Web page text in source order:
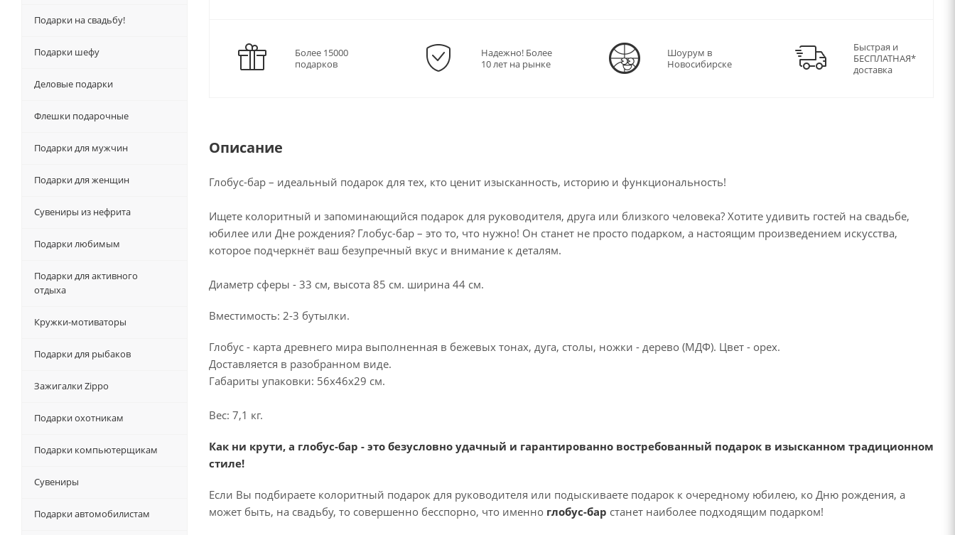
Более 15000
подарков
Надежно! Более
10 лет на рынке
Шоурум в
Новосибирске
Быстрая и
БЕСПЛАТНАЯ*
доставка
Описание
Глобус-бар – идеальный подарок для тех, кто ценит изысканность, историю и функциональность!
Ищете колоритный и запоминающийся подарок для руководителя, друга или близкого человека? Хотите удивить гостей на свадьбе,
юбилее или Дне рождения? Глобус-бар – это то, что нужно! Он станет не просто подарком, а настоящим произведением искусства,
которое подчеркнёт ваш безупречный вкус и внимание к деталям.
Диаметр сферы - 33 см, высота 85 см. ширина 44 см.
Вместимость: 2-3 бутылки.
Глобус - карта древнего мира выполненная в бежевых тонах, дуга, столы, ножки - дерево (МДФ). Цвет - орех.
Доставляется в разобранном виде.
Габариты упаковки: 56х46х29 см.
Вес: 7,1 кг.
Как ни крути, а глобус-бар - это безусловно удачный и гарантированно востребованный подарок в изысканном традиционном
стиле!
Если Вы подбираете колоритный подарок для руководителя или подыскиваете подарок к очередному юбилею, ко Дню рождения, а
может быть, на свадьбу, то совершенно бесспорно, что именно глобус-бар станет наиболее подходящим подарком!
Подарки на свадьбу!
Подарки шефу
Деловые подарки
Флешки подарочные
Подарки для мужчин
Подарки для женщин
Сувениры из нефрита
Подарки любимым
Подарки для активного
отдыха
Кружки-мотиваторы
Подарки для рыбаков
Зажигалки Zippo
Подарки охотникам
Подарки компьютерщикам
Сувениры
Подарки автомобилистам